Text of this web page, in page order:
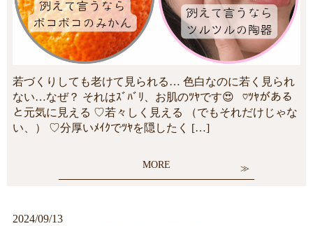
若づくりしても老けて見られる… 色白なのに若く見られ
ない…なぜ？ それはｽﾞﾊﾞﾘ、お肌のﾂﾔです😍 ♡ﾂﾔがある
と元気に見える ♡若々しく見える （でもそれだけじゃな
い、） ♡分厚いﾒｲｸでﾂﾔを隠したく […]
MORE
2024/09/13